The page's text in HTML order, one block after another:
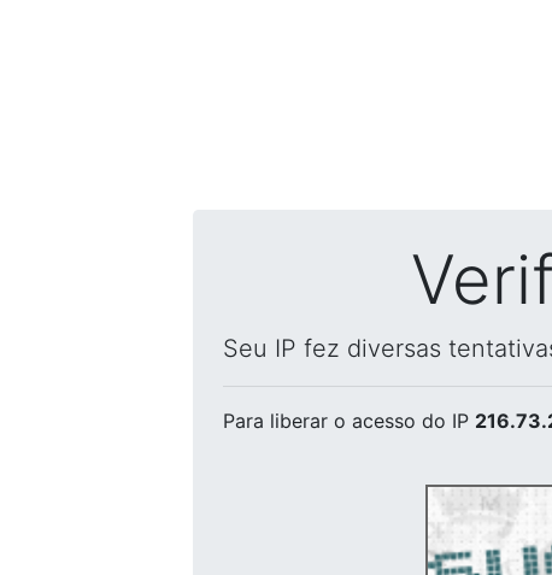
Seu IP fez diversas
Para liberar o acesso do IP